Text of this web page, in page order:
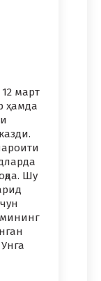
март
ҳамда
Шу